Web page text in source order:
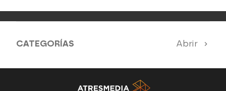
CATEGORÍAS Abrir
Antena 3 Noticias El Hormiguero